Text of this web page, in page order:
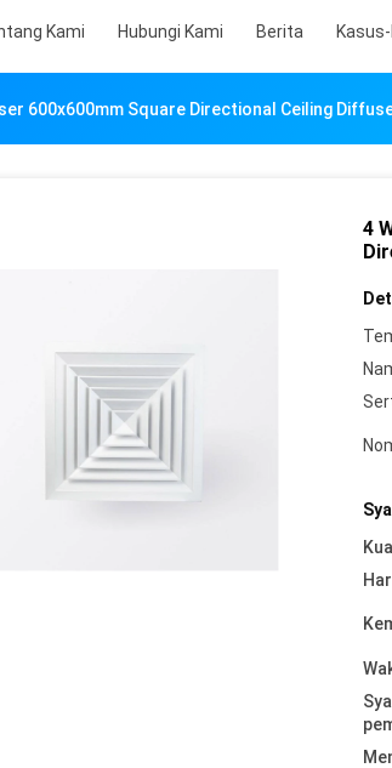
Kami Hubungi Kami Berita
600x600mm Square Directional Ceiling
4